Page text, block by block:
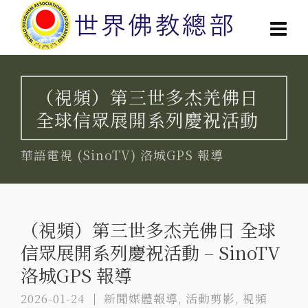
（視頻）第三世多杰羌佛日
全球信眾展開系列慶祝活動
華語電視 (SinoTV) 洛城GPS 報導
（視頻）第三世多杰羌佛日 全球
信眾展開系列慶祝活動 – SinoTV
洛城GPS 報導
2026-01-24 新聞媒體報導, 活動剪影, 視頻